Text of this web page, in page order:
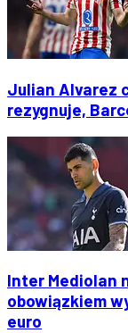
Julian Alvarez
rezygnuje,
Inter Mediolan
obowiązkiem
euro